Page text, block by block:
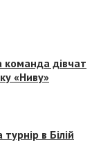
команда дівчат
«Ниву»
в Білій